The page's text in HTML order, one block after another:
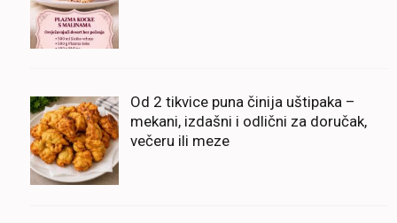
Od 2 tikvice puna činija uštipaka –
mekani, izdašni i odlični za doručak,
večeru ili meze